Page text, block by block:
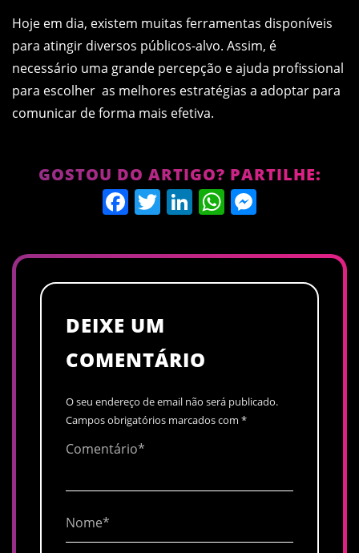
Hoje em dia, existem muitas ferramentas disponíveis
para atingir diversos públicos-alvo. Assim, é
necessário uma grande percepção e ajuda profissional
para escolher as melhores estratégias a adoptar para
comunicar de forma mais efetiva.
GOSTOU DO ARTIGO? PARTILHE:
Facebook
Twitter
LinkedIn
WhatsApp
DEIXE UM
COMENTÁRIO
O seu endereço de email não será publicado.
Campos obrigatórios marcados com *